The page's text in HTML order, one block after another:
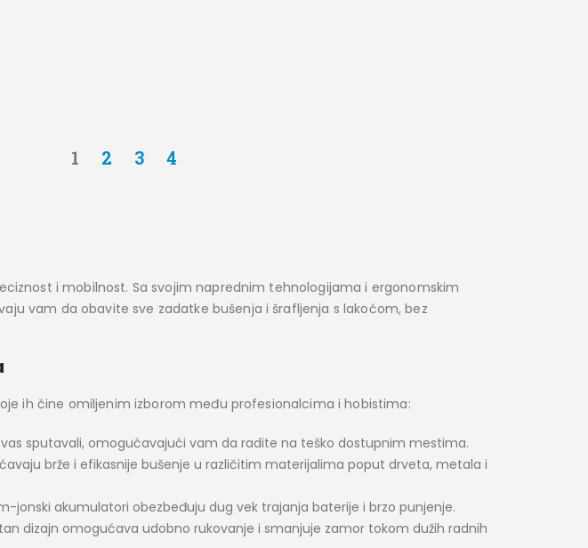
1 2 3 4
i mobilnost. Sa svojim naprednim tehnologijama i ergonomskim
vam da obavite sve zadatke bušenja i šrafljenja s lakoćom, bez
ih čine omiljenim izborom među profesionalcima i hobistima:
vas sputavali, omogućavajući vam da radite na teško dostupnim mestima.
brže i efikasnije bušenje u različitim materijalima poput drveta, metala i
jonski akumulatori obezbeđuju dug vek trajanja baterije i brzo punjenje.
dizajn omogućava udobno rukovanje i smanjuje zamor tokom dužih radnih